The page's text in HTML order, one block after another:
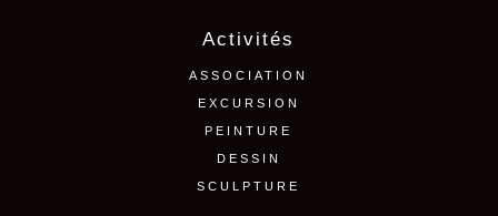
Activités
ASSOCIATION
EXCURSION
PEINTURE
DESSIN
SCULPTURE